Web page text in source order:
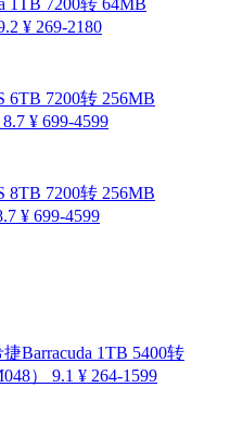
1TB 7200转 64MB
¥ 269-2180
6TB 7200转 256MB
8.7 ¥ 699-4599
8TB 7200转 256MB
¥ 699-4599
捷Barracuda 1TB 5400转
）
9.1 ¥ 264-1599